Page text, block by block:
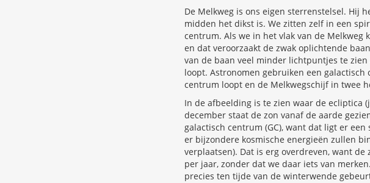
De Melkweg is ons eigen sterrenstelsel. Hij
midden het dikst is. We zitten zelf in een
centrum. Als we in het vlak van de
en dat veroorzaakt de zwak oplichtende
van de baan veel minder lichtpuntjes te
loopt. Astronomen gebruiken een
centrum loopt en de Melkwegschijf in twee
In de afbeelding is te zien waar de ecliptica
december staat de zon vanaf de aarde
galactisch centrum (GC), want dat ligt er
er bijzondere kosmische energieën zullen
verplaatsen). Dat is erg overdreven, want
per jaar, zonder dat we daar iets van
precies ten tijde van de winterwende